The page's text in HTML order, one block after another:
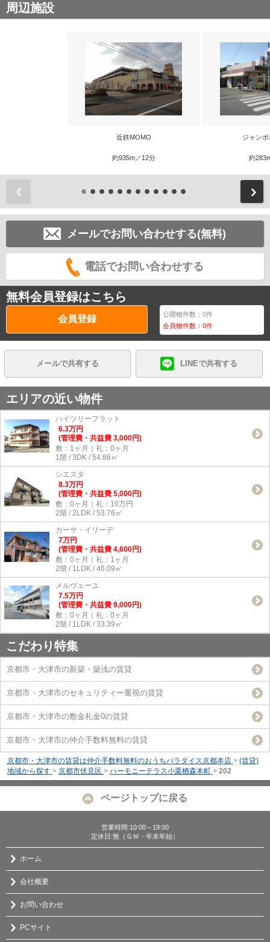
周辺施設
近鉄MOMO
約935m／12分
ジャン
約
メールでお問い合わせする(無料)
電話でお問い合わせする
無料会員登録はこちら
会員登録 公開物件数：0件
会員物件数：0件
メールで共有する LINEで共有する
エリアの近い物件
ハイツリーフラット
6.3万円
(管理費・共益費 3,000円)
敷：1ヶ月｜礼：0ヶ月
1階 / 3DK / 54.86㎡
シエスタ
8.3万円
(管理費・共益費 5,000円)
敷：0ヶ月｜礼：10万円
2階 / 2LDK / 53.76㎡
カーサ・イリーデ
7万円
(管理費・共益費 4,600円)
敷：0ヶ月｜礼：1ヶ月
2階 / 1LDK / 46.09㎡
メルヴェーユ
7.5万円
(管理費・共益費 9,000円)
敷：0ヶ月｜礼：0ヶ月
2階 / 1LDK / 33.39㎡
こだわり特集
京都市・大津市の新築・築浅の賃貸
京都市・大津市のセキュリティー重視の賃貸
京都市・大津市の敷金礼金0の賃貸
京都市・大津市の仲介手数料無料の賃貸
京都市・大津市の賃貸は仲介手数料無料のおうちパラダイス京都本店 > (賃貸)
地域から探す > 京都市伏見区 > ハーモニーテラス小栗栖森本町 > 202
ページトップに戻る
営業時間:10:00～19:00
定休日:無（ＧＷ・年末年始）
ホーム
会社概要
お問い合わせ
PCサイト